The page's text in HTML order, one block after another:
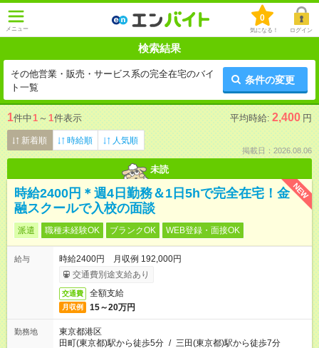
メニュー
0
気になる！ ログイン
検索結果
その他営業・販売・サービス系の完全在宅のバイ
ト一覧
条件の変更
1件中1 ～ 1件表示 平均時給: 2,400 円
新着順 時給順 人気順
掲載日：2026.08.06
未読
NEW
時給2400円＊週4日勤務＆1日5hで完全在宅！金
融スクールで入校の面談
派遣 職種未経験OK ブランクOK WEB登録・面接OK
給与
時給2400円 月収例 192,000円
交通費別途支給あり
交通費 全額支給
月収例 15～20万円
勤務地
東京都港区
田町(東京都)駅から徒歩5分 / 三田(東京都)駅から徒歩7分